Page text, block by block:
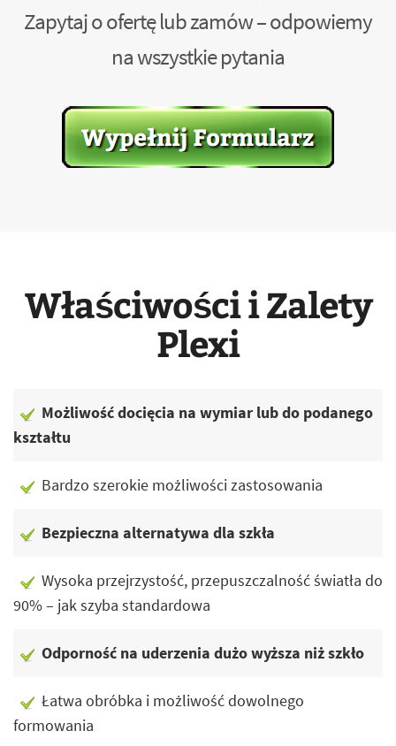
Zapytaj o ofertę lub zamów – odpowiemy
na wszystkie pytania
Właściwości i Zalety
Plexi
Możliwość docięcia na wymiar lub do podanego
kształtu
Bardzo szerokie możliwości zastosowania
Bezpieczna alternatywa dla szkła
Wysoka przejrzystość, przepuszczalność światła do
90% – jak szyba standardowa
Odporność na uderzenia dużo wyższa niż szkło
Łatwa obróbka i możliwość dowolnego
formowania